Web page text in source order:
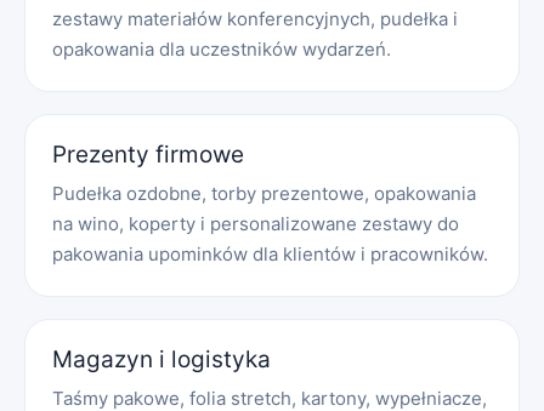
zestawy materiałów konferencyjnych, pudełka i
opakowania dla uczestników wydarzeń.
Prezenty firmowe
Pudełka ozdobne, torby prezentowe, opakowania
na wino, koperty i personalizowane zestawy do
pakowania upominków dla klientów i pracowników.
Magazyn i logistyka
Taśmy pakowe, folia stretch, kartony, wypełniacze,